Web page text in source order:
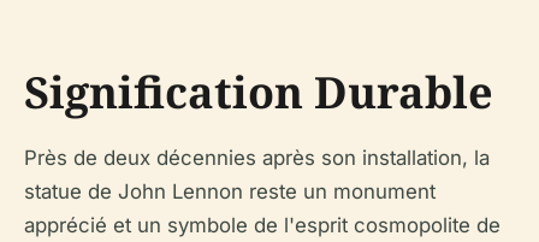
Signification Durable
Près de deux décennies après son installation, la
statue de John Lennon reste un monument
apprécié et un symbole de l'esprit cosmopolite de